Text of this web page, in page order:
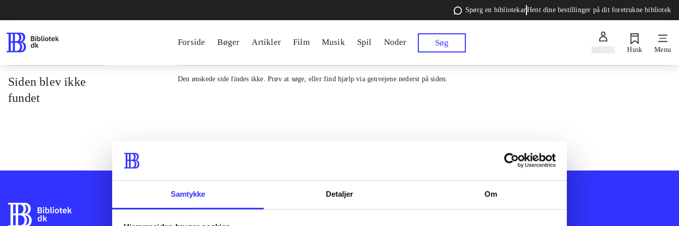
Samtykke Detaljer Om
Spørg en bibliotekarHent dine bestillinger på dit foretrukne bibliotek
Forside Bøger Artikler Film Musik Spil Noder Søg
Husk Menu
Siden blev ikke
fundet
Den ønskede side findes ikke. Prøv at søge, eller find hjælp via genvejene nederst på siden.
Bibliotek.dk er en samlet indgang til alle danske
Kontakt os Afdelinger